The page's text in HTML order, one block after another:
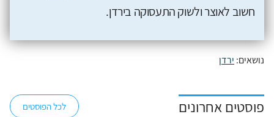
חשוב לאוצר ולשוק התעסוקה בירדן.
נושאים: ירדן
פוסטים אחרונים לכל הפוסטים